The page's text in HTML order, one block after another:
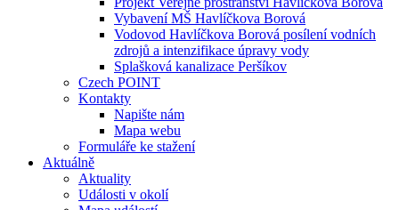
Vybavení MŠ Havlíčkova Borová
Vodovod Havlíčkova Borová posílení vodních
zdrojů a intenzifikace úpravy vody
Splašková kanalizace Peršíkov
Czech POINT
Kontakty
Napište nám
Mapa webu
Formuláře ke stažení
Aktuálně
Aktuality
Události v okolí